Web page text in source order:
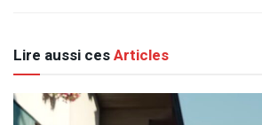
Lire aussi cesArticles